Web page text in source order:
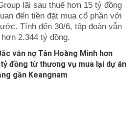
lãi sau thuế hơn 15 tỷ đồng
đến tiền đặt mua cổ phần với
Tính đến 30/6, tập đoàn vẫn
2.344 tỷ đồng.
vẫn nợ Tân Hoàng Minh hơn
tỷ đồng từ thương vụ mua lại dự án
gần Keangnam